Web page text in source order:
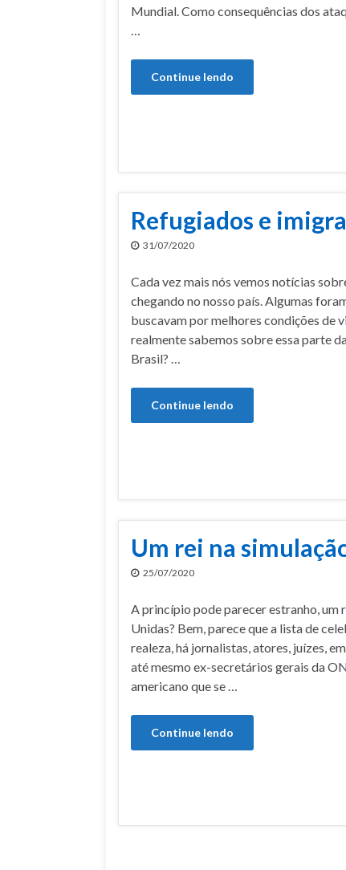
Mundial. Como consequências dos
Continue lendo
Refugiados e
31/07/2020
Cada vez mais nós vemos notícias
chegando no nosso país. Algumas
buscavam por melhores condições de
realmente sabemos sobre essa parte
Brasil? …
Continue lendo
Um rei na
25/07/2020
A princípio pode parecer estranho, um
Unidas? Bem, parece que a lista de
realeza, há jornalistas, atores, juízes,
até mesmo ex-secretários gerais da
americano que se …
Continue lendo